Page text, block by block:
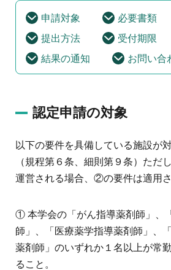
申請対象
必要書類
提出方法
受付期限
結果の通知
お問い合
認定申請の対象
以下の要件を具備している施設が
（規程第６条、細則第９条）ただ
運営される場合、②の要件は適用さ
① 本学会の「がん指導薬剤師」、
師」、「医療薬学指導薬剤師」、
薬剤師」のいずれか１名以上が常
ること。